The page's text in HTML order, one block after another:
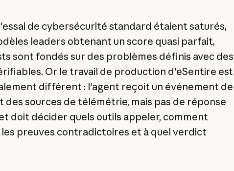
de cybersécurité standard étaient saturés,
leaders obtenant un score quasi parfait,
sont fondés sur des problèmes définis avec des
Or le travail de production d'eSentire est
différent : l'agent reçoit un événement de
sources de télémétrie, mais pas de réponse
doit décider quels outils appeler, comment
preuves contradictoires et à quel verdict